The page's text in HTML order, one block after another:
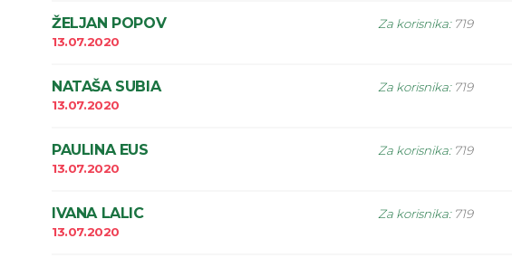
ŽELJAN POPOV
13.07.2020
Za korisnika: 719
NATAŠA SUBIA
13.07.2020
Za korisnika: 719
PAULINA EUS
13.07.2020
Za korisnika: 719
IVANA LALIC
13.07.2020
Za korisnika: 719